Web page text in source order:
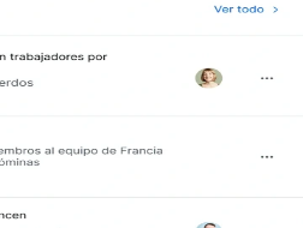
de gestión de los
tu equipo de RR. HH.
tu equipo rinda más sin añadir más
pueden encargarse de tareas como
el envío de solicitudes de
la gestión de prestaciones, etc.